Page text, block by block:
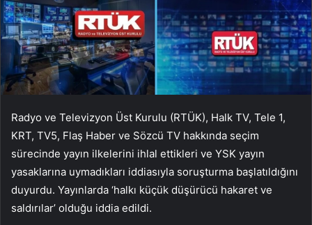
Radyo ve Televizyon Üst Kurulu (RTÜK), Halk TV, Tele 1,
KRT, TV5, Flaş Haber ve Sözcü TV hakkında seçim
sürecinde yayın ilkelerini ihlal ettikleri ve YSK yayın
yasaklarına uymadıkları iddiasıyla soruşturma başlatıldığını
duyurdu. Yayınlarda ‘halkı küçük düşürücü hakaret ve
saldırılar’ olduğu iddia edildi.